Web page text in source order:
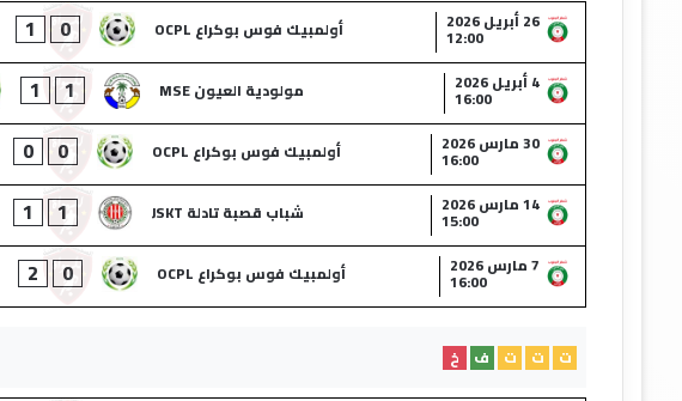
26 أبريل 2026
12:00 أولمبيك فوس بوكراع OCPL 0
1
4 أبريل 2026
16:00 مولودية العيون MSE 1
1
30 مارس 2026
16:00 أولمبيك فوس بوكراع OCPL 0
0
14 مارس 2026
15:00 شباب قصبة تادلة JSKT 1
1
7 مارس 2026
16:00 أولمبيك فوس بوكراع OCPL 0
2
ت ت ت ف خ